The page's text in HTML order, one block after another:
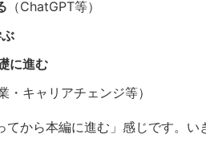
（ChatGPT等）
に進む
・キャリアチェンジ等）
から本編に進む」感じです。い